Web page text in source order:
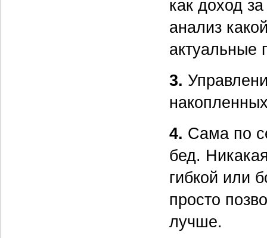
как доход
анализ
актуальные
3.
4. Сама по
бед.
гибкой или
просто
лучше.